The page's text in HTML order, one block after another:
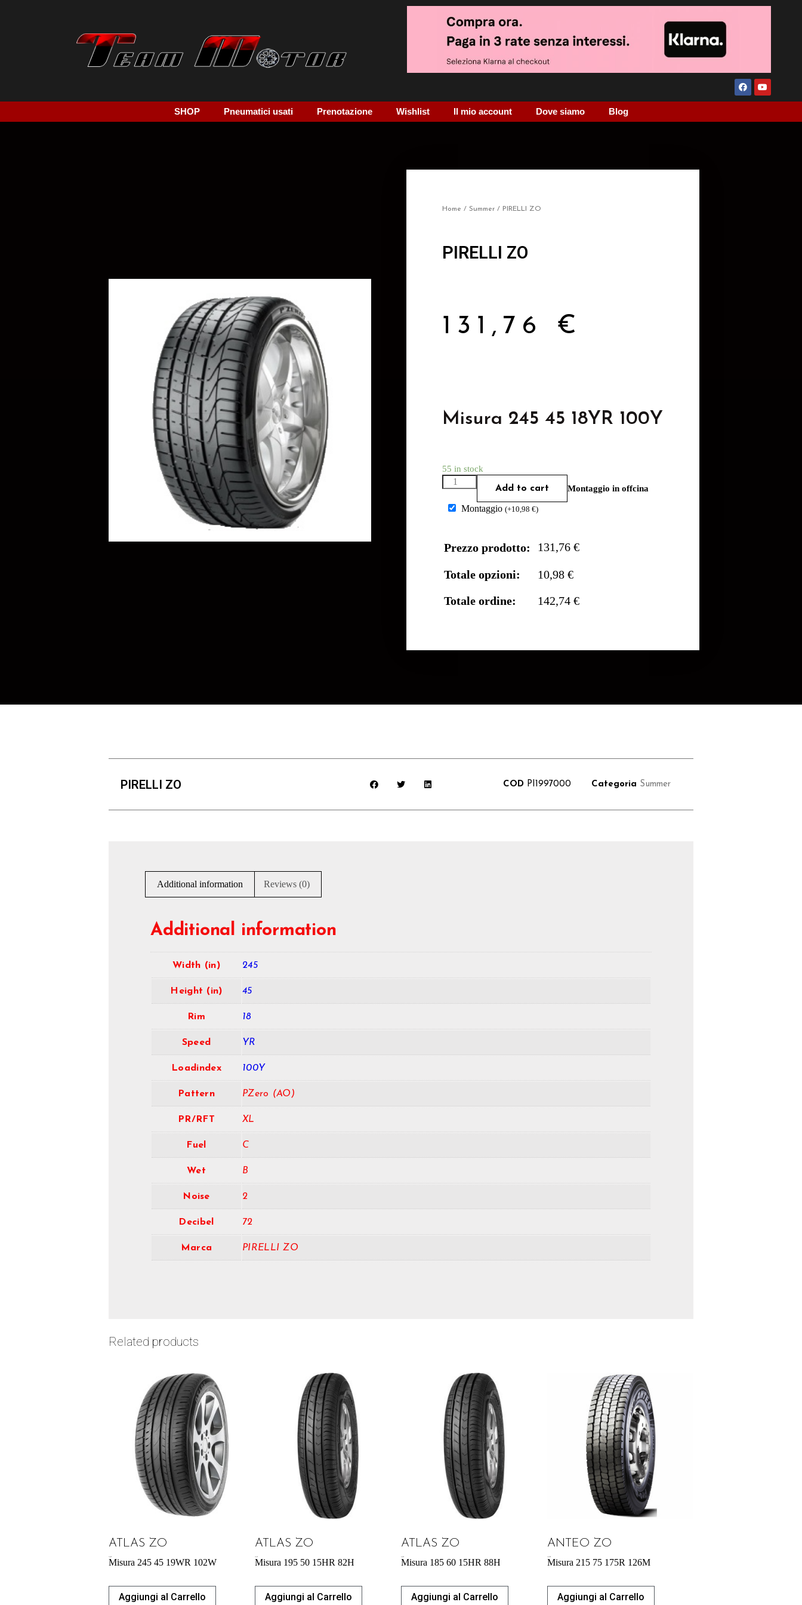
SHOP Pneumatici usati Prenotazione Wishlist Il mio account Dove siamo Blog
Home / Summer / PIRELLI ZO
PIRELLI ZO
131,76 €
Misura 245 45 18YR 100Y
55 in stock
Add to cart Montaggio in offcina
Montaggio (+10,98 €)
Prezzo prodotto: 131,76 €
Totale opzioni:
10,98 €
Totale ordine:
142,74 €
PIRELLI ZO COD PI1997000 Categoria Summer
Additional information Reviews (0)
Additional information
Width (in) 245
Height (in) 45
Rim 18
Speed YR
Loadindex 100Y
Pattern PZero (AO)
PR/RFT XL
Fuel C
Wet B
Noise 2
Decibel 72
Marca PIRELLI ZO
Related products
ATLAS ZO
Misura 245 45 19WR 102W
Aggiungi al Carrello
ATLAS ZO
Misura 195 50 15HR 82H
Aggiungi al Carrello
ATLAS ZO
Misura 185 60 15HR 88H
Aggiungi al Carrello
ANTEO ZO
Misura 215 75 175R 126M
Aggiungi al Carrello